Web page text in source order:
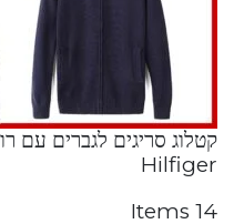
Hilfiger
14 Items